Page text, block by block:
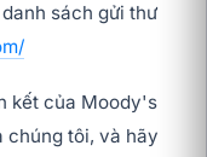
sách gửi thư
kết của Moody's
chúng tôi, và hãy